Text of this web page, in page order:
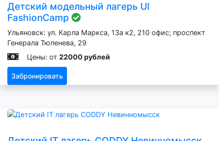
Детский модельный лагерь Ul
FashionCamp
Ульяновск: ул. Карла Маркса, 13а к2, 210 офис; проспект
Генерала Тюленева, 29
Цены: от 22000 рублей
Забронировать